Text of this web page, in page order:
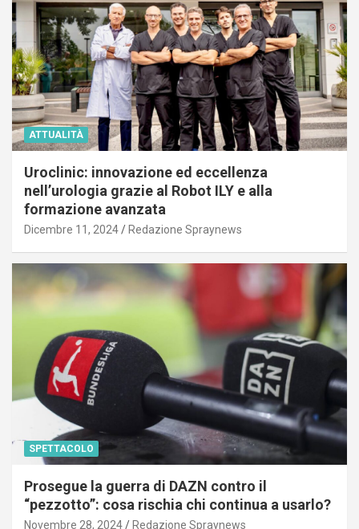
ATTUALITÀ
Uroclinic: innovazione ed eccellenza
nell’urologia grazie al Robot ILY e alla
formazione avanzata
Dicembre 11, 2024 Redazione Spraynews
SPETTACOLO
Prosegue la guerra di DAZN contro il
“pezzotto”: cosa rischia chi continua a usarlo?
Novembre 28, 2024 Redazione Spraynews